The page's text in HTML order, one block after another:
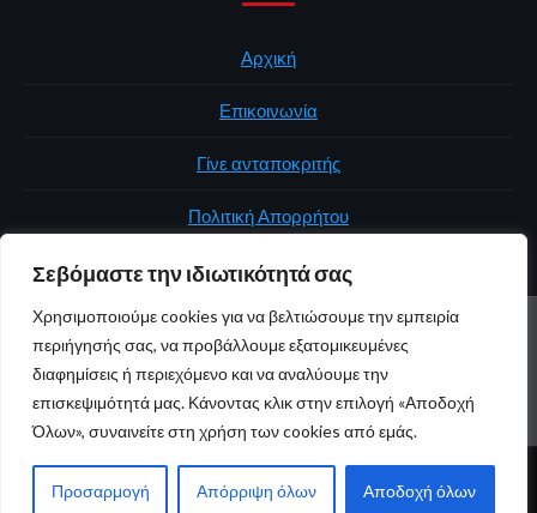
Σεβόμαστε την ιδιωτικότητά σας
Χρησιμοποιούμε cookies για να βελτιώσουμε την εμπειρία
περιήγησής σας, να προβάλλουμε εξατομικευμένες
διαφημίσεις ή περιεχόμενο και να αναλύουμε την
επισκεψιμότητά μας. Κάνοντας κλικ στην επιλογή «Αποδοχή
Όλων», συναινείτε στη χρήση των cookies από εμάς.
Προσαρμογή Απόρριψη όλων Αποδοχή όλων
Αρχική
Επικοινωνία
Γίνε ανταποκριτής
Πολιτική Απορρήτου
ΑΡΧΙΚΉ ΠΟΛΙΤΙΚΉ ΕΛΛΆΔΑ ΚΌΣΜΟΣ
ΕΠΙΚΟΙΝΩΝΊΑ
© 2026 atticaonline.gr · Με επιφύλαξη παντός δικαιώματος ·